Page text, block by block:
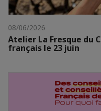
08/06/2026
Atelier La Fresque du
français le 23 juin